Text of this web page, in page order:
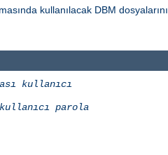
kullanılacak DBM dosyalarını
kullanıcı
kullanıcı parola